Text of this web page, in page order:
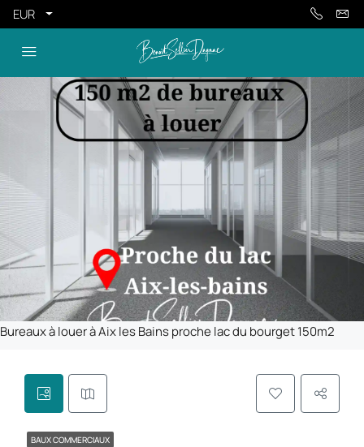
EUR
Bureaux à louer à Aix les Bains proche lac du bourget 150m2
BAUX COMMERCIAUX